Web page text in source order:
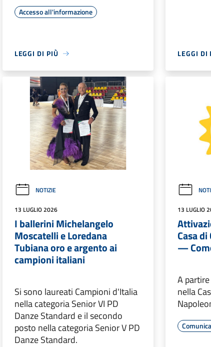
Accesso all'informazione
LEGGI DI PIÙ LEGGI DI
NOTIZIE
13 LUGLIO 2026
I ballerini Michelangelo
Moscatelli e Loredana
Tubiana oro e argento ai
campioni italiani
Si sono laureati Campioni d'Italia
nella categoria Senior VI PD
Danze Standard e il secondo
posto nella categoria Senior V PD
Danze Standard.
13 LUGLIO
Casa
—
A
nella